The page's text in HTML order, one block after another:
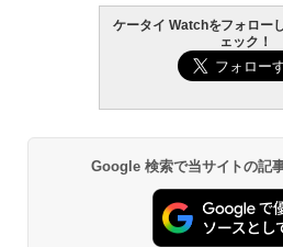
ケータイ Watchをフォロー
ェック！
Google 検索で当サイトの記